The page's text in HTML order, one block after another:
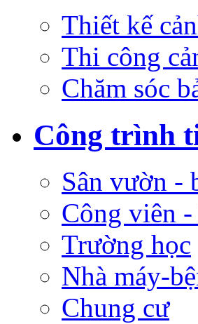
Thiết kế
Thi công
Chăm sóc
Công trình
Sân vườn -
Công viên -
Trường học
Nhà máy-
Chung cư